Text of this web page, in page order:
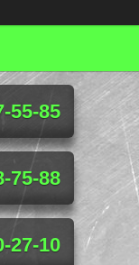
55-85
75-88
27-10